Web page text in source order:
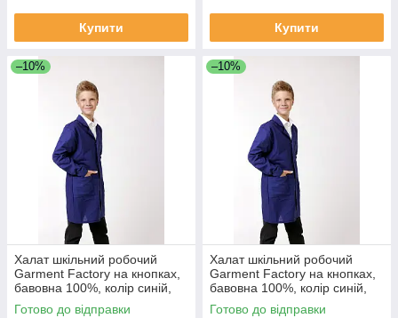
Купити Купити
–10%
Халат шкільний робочий
Garment Factory на кнопках,
бавовна 100%, колір синій,
38 розмір | Халат для труда
Готово до відправки
–10%
Халат шкільний робочий
Garment Factory на кнопках,
бавовна 100%, колір синій,
36 розмір | Халат для труда
Готово до відправки